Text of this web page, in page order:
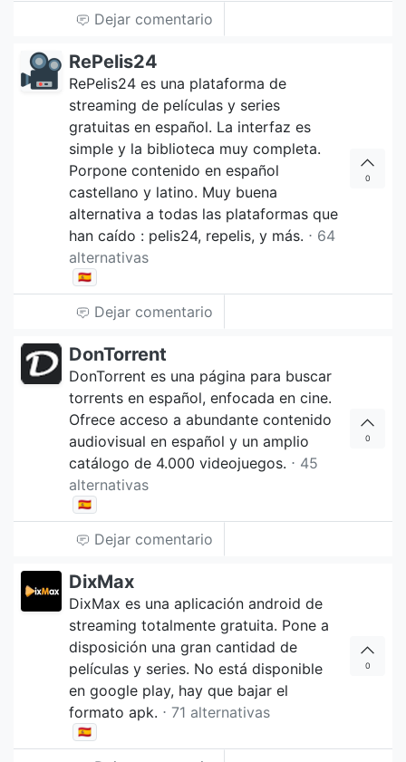
Dejar comentario
RePelis24
RePelis24 es una plataforma de
streaming de películas y series
gratuitas en español. La interfaz es
simple y la biblioteca muy completa.
Porpone contenido en español
castellano y latino. Muy buena
alternativa a todas las plataformas que
han caído : pelis24, repelis, y más. ⋅ 64
alternativas
🇪🇸
0
Dejar comentario
DonTorrent
DonTorrent es una página para buscar
torrents en español, enfocada en cine.
Ofrece acceso a abundante contenido
audiovisual en español y un amplio
catálogo de 4.000 videojuegos. ⋅ 45
alternativas
🇪🇸
0
Dejar comentario
DixMax
DixMax es una aplicación android de
streaming totalmente gratuita. Pone a
disposición una gran cantidad de
películas y series. No está disponible
en google play, hay que bajar el
formato apk. ⋅ 71 alternativas
🇪🇸
0